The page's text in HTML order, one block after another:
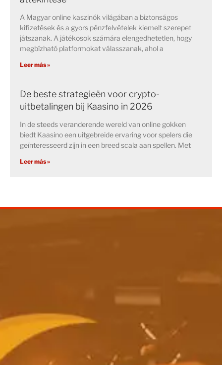
A Magyar online kaszinók világában a biztonságos
kifizetések és a gyors pénzfelvételek kiemelt szerepet
játszanak. A játékosok számára elengedhetetlen, hogy
megbízható platformokat válasszanak, ahol a
Leer más »
De beste strategieën voor crypto-
uitbetalingen bij Kaasino in 2026
In de steeds veranderende wereld van online gokken
biedt Kaasino een uitgebreide ervaring voor spelers die
geïnteresseerd zijn in een breed scala aan spellen. Met
Leer más »